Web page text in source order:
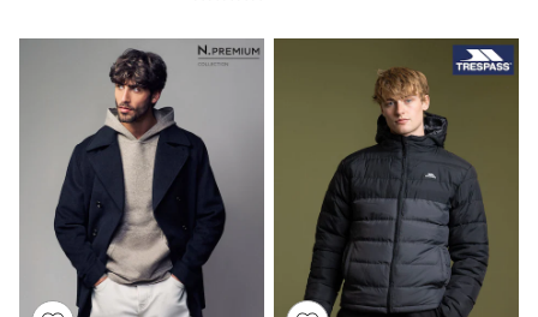
Top & Bottom Sets
Polka Dots
THE SET
Knitwear
Loungewear
Nightwear & Pyjamas
Occasionwear
Pants & Leggings
Schoolwear
Sets & Outfits
Shirts & Blouses
Shorts & Skirts